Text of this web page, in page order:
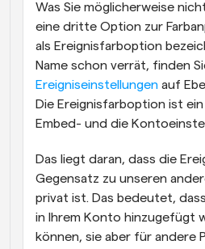
Was Sie möglicherweise
eine dritte Option zur
als Ereignisfarboption
Ereigniseinstellungen auf
Die Ereignisfarboption ist
Embed- und die
Das liegt daran, dass die
Gegensatz zu unseren
privat ist. Das bedeutet,
in Ihrem Konto hinzugefügt
können, sie aber für andere